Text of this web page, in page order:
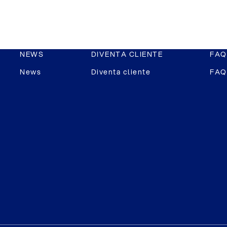
NEWS
News
DIVENTA CLIENTE
Diventa cliente
FAQ
FAQ